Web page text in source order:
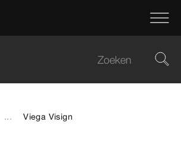
... Viega Visign